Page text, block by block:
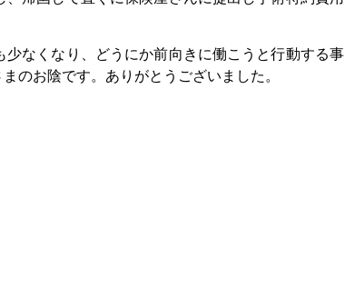
なくなり、どうにか前向きに働こうと行動する事
のお陰です。ありがとうございました。